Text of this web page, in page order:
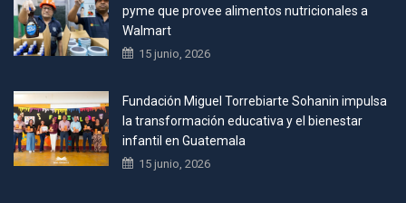
pyme que provee alimentos nutricionales a
Walmart
15 junio, 2026
Fundación Miguel Torrebiarte Sohanin impulsa
la transformación educativa y el bienestar
infantil en Guatemala
15 junio, 2026